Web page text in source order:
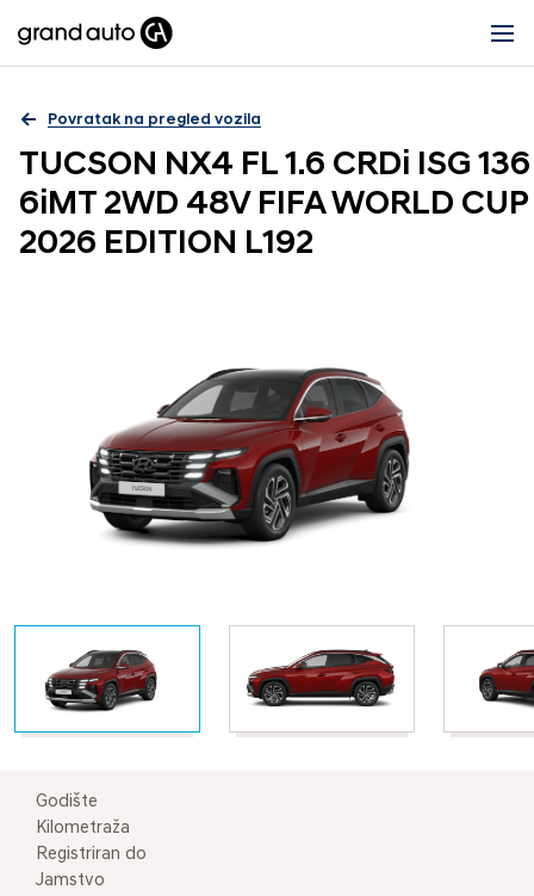
Povratak na pregled vozila
TUCSON NX4 FL 1.6 CRDi ISG 136
6iMT 2WD 48V FIFA WORLD CUP
2026 EDITION L192
Godište
Kilometraža
Registriran do
Jamstvo